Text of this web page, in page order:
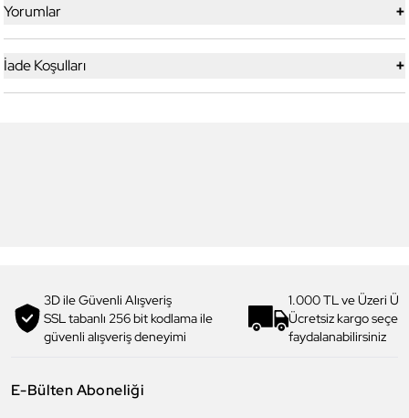
Yorumlar +
İade Koşulları +
3D ile Güvenli Alışveriş
SSL tabanlı 256 bit kodlama ile
güvenli alışveriş deneyimi
1.000 TL ve Üzeri
Ücretsiz kargo
faydalanabilirsiniz
E-Bülten Aboneliği